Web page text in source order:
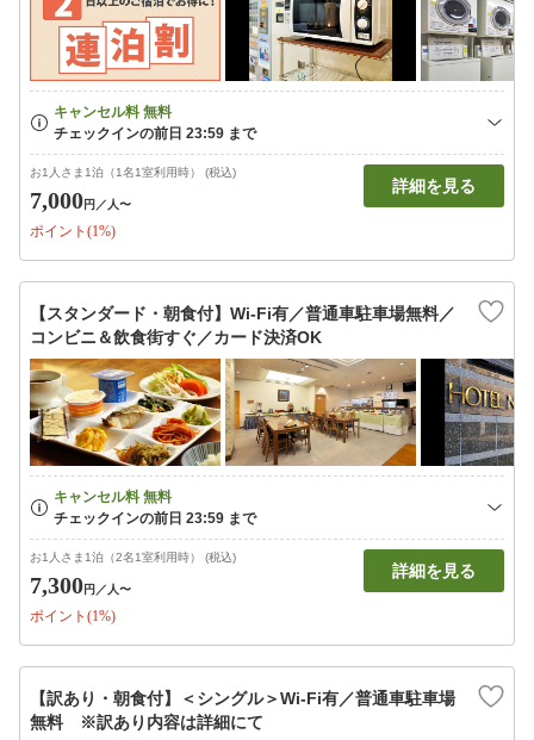
お1人さま1泊（1名1室利用時） (税込)
7,000円 ／人〜
ポイント(1%)
詳細を見る
【スタンダード・朝食付】Wi-Fi有／普通車駐車場無料／
コンビニ＆飲食街すぐ／カード決済OK
お1人さま1泊（2名1室利用時） (税込)
7,300円 ／人〜
ポイント(1%)
詳細を見る
【訳あり・朝食付】＜シングル＞Wi-Fi有／普通車駐車場
無料 ※訳あり内容は詳細にて